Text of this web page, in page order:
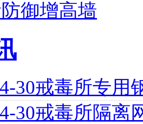
御增高墙
30戒毒所专用
30戒毒所隔离